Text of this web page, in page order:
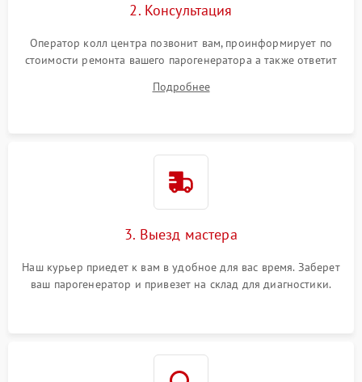
2. Консультация
Оператор колл центра позвонит вам, проинформирует по
стоимости ремонта вашего парогенератора а также ответит
Подробнее
3. Выезд мастера
Наш курьер приедет к вам в удобное для вас время. Заберет
ваш парогенератор и привезет на склад для диагностики.